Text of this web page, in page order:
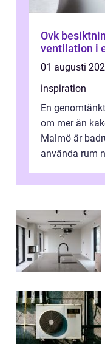
Ovk besiktning
ventilation i
01 augusti
inspiration
En
om mer än
Malmö är
använda rum
...